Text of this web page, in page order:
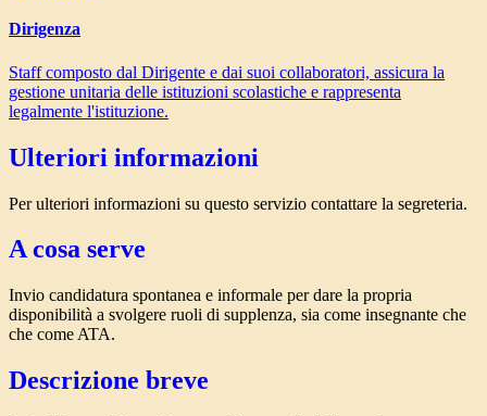
Dirigenza
Staff composto dal Dirigente e dai suoi collaboratori, assicura la
gestione unitaria delle istituzioni scolastiche e rappresenta
legalmente l'istituzione.
Ulteriori informazioni
Per ulteriori informazioni su questo servizio contattare la segreteria.
A cosa serve
Invio candidatura spontanea e informale per dare la propria
disponibilità a svolgere ruoli di supplenza, sia come insegnante che
che come ATA.
Descrizione breve